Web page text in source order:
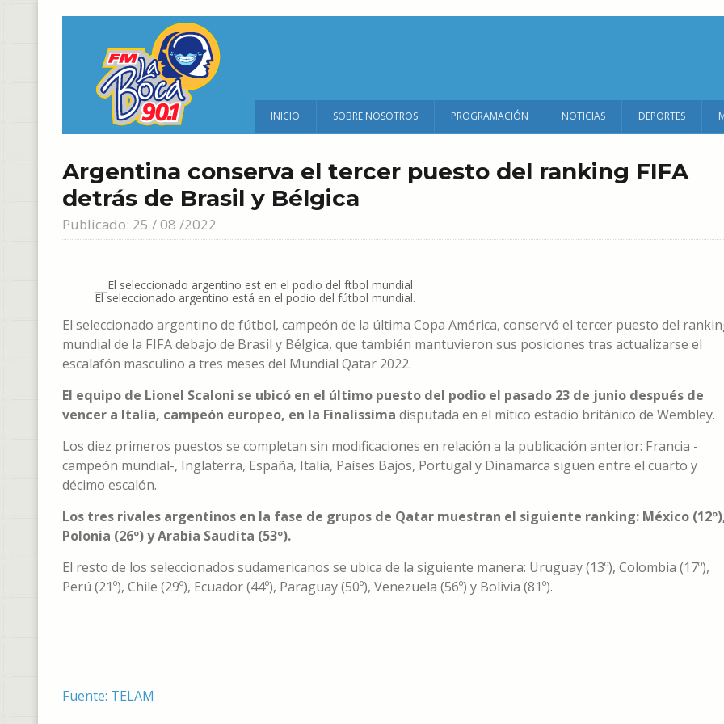
INICIO SOBRE NOSOTROS PROGRAMACIÓN NOTICIAS DEPORTES
Argentina conserva el tercer puesto del ranking FIFA
detrás de Brasil y Bélgica
Publicado: 25 / 08 /2022
El seleccionado argentino está en el podio del fútbol mundial.
El seleccionado argentino de fútbol, campeón de la última Copa América, conservó el tercer puesto del
mundial de la FIFA debajo de Brasil y Bélgica, que también mantuvieron sus posiciones tras actualizarse el
escalafón masculino a tres meses del Mundial Qatar 2022.
El equipo de Lionel Scaloni se ubicó en el último puesto del podio el pasado 23 de junio después de
vencer a Italia, campeón europeo, en la Finalissima disputada en el mítico estadio británico de Wembley.
Los diez primeros puestos se completan sin modificaciones en relación a la publicación anterior: Francia -
campeón mundial-, Inglaterra, España, Italia, Países Bajos, Portugal y Dinamarca siguen entre el cuarto y
décimo escalón.
Los tres rivales argentinos en la fase de grupos de Qatar muestran el siguiente ranking: México
Polonia (26º) y Arabia Saudita (53º).
El resto de los seleccionados sudamericanos se ubica de la siguiente manera: Uruguay (13º), Colombia (17º),
Perú (21º), Chile (29º), Ecuador (44º), Paraguay (50º), Venezuela (56º) y Bolivia (81º).
Fuente: TELAM